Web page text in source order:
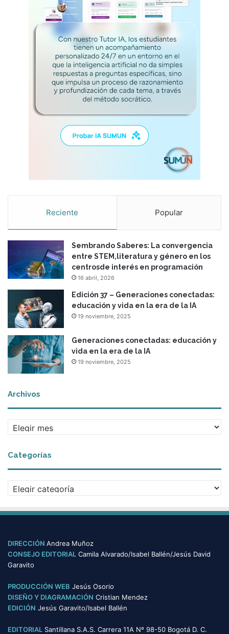
Reciente Popular
Sembrando Saberes: La convergencia
entre STEM,literatura y género en los
centrosde interés en programación
16 abril, 2026
Edición 37 – Generaciones conectadas:
educación y vida en la era de la IA
19 noviembre, 2025
Generaciones conectadas: educación y
vida en la era de la IA
19 noviembre, 2025
Archivos
Archivos
Categorías
Categorías
DIRECCIÓN Andrea Muñoz
CONSEJO EDITORIAL Camila Alvarado/Isabel Ballén/Jesús David
Garavito
PRODUCCIÓN WEB Jesús Osorio
DISEÑO Y DIAGRAMACIÓN Cristian Mendez
EDICIÓN Jesús Garavito/Isabel Ballén
EDITORIAL Santillana S.A.S. Carrera 11A Nº 98-50 Bogotá D. C.